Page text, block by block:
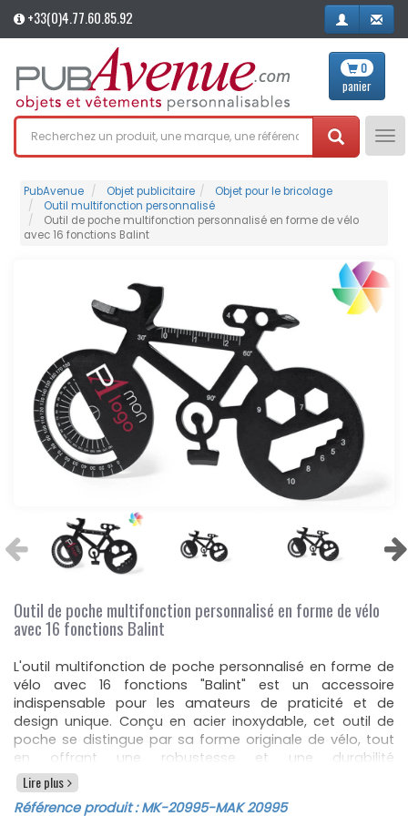
+33(0)4.77.60.85.92
0
panier
PubAvenue Objet publicitaire
Objet pour le bricolage
Outil multifonction personnalisé
Outil de poche multifonction personnalisé en forme de vélo
avec 16 fonctions Balint
Outil de poche multifonction personnalisé en forme de vélo
avec 16 fonctions Balint
L'outil multifonction de poche personnalisé en forme de
vélo avec 16 fonctions "Balint" est un accessoire
indispensable pour les amateurs de praticité et de
design unique. Conçu en acier inoxydable, cet outil de
poche se distingue par sa forme originale de vélo, tout
en offrant une robustesse et une durabilité
remarquables. Avec ses 16 fonctions intégrées, cet outil
multifonction est idéal pour de nombreuses tâches du
Lire plus
Référence produit :MK-20995-MAK 20995